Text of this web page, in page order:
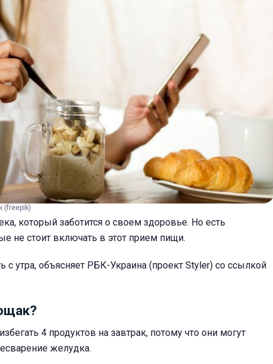
(freepik)
который заботится о своем здоровье. Но есть
не стоит включать в этот прием пищи.
с утра, объясняет РБК-Украина (проект Styler) со ссылкой
4 продуктов на завтрак, потому что они могут
желудка.